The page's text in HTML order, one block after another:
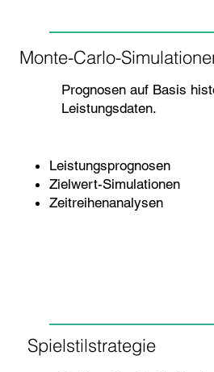
Monte-Carlo-
Prognosen auf Basis
Leistungsdaten.
Leistungsprognosen
Zielwert-Simulationen
Zeitreihenanalysen
Spielstilstrategie